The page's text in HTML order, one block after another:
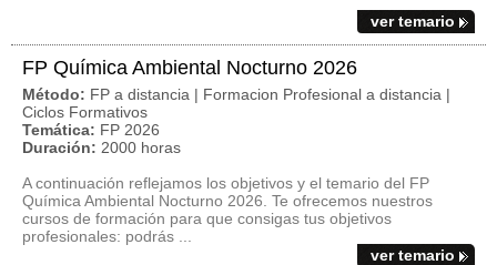
ver temario
FP Química Ambiental Nocturno 2026
Método: FP a distancia | Formacion Profesional a distancia |
Ciclos Formativos
Temática: FP 2026
Duración: 2000 horas
A continuación reflejamos los objetivos y el temario del FP
Química Ambiental Nocturno 2026. Te ofrecemos nuestros
cursos de formación para que consigas tus objetivos
profesionales: podrás ...
ver temario